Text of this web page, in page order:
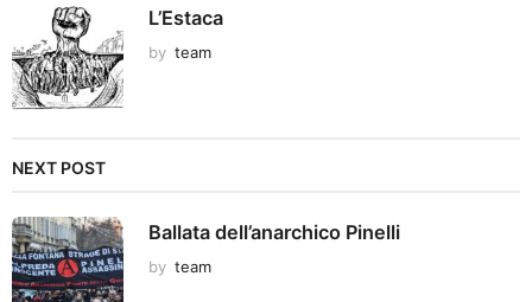
L’Estaca
by team
NEXT POST
Ballata dell’anarchico Pinelli
by team